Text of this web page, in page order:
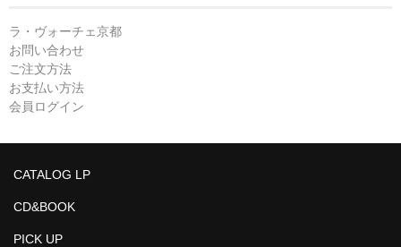
ラ・ヴォーチェ京都
お問い合わせ
ご注文方法
お支払い方法
会員ログイン
CATALOG LP
CD&BOOK
PICK UP